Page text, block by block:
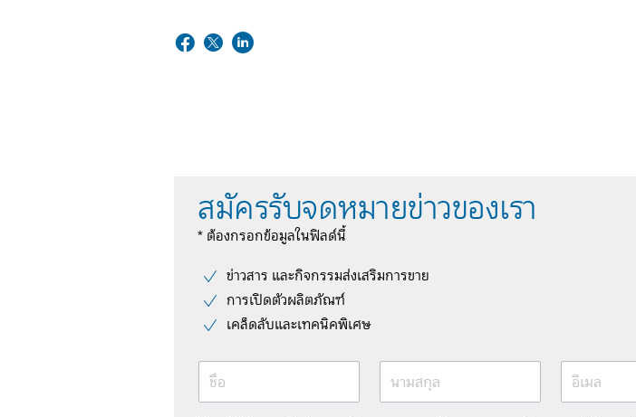
สมัครรับจดหมายข่าวของเรา
* ต้องกรอกข้อมูลในฟิลด์นี้
ข่าวสาร และกิจกรรมส่งเสริมการขาย
การเปิดตัวผลิตภัณฑ์
เคล็ดลับและเทคนิคพิเศษ
ชื่อ นามสกุล อีเมล